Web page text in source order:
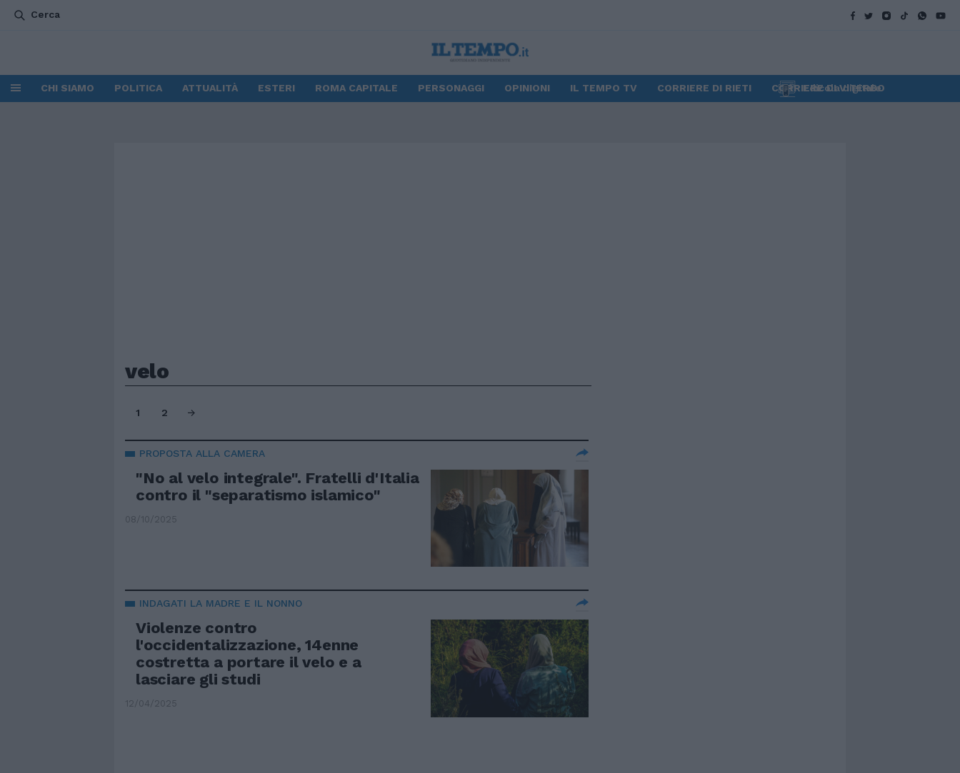
Cerca
CHI SIAMO POLITICA ATTUALITÀ ESTERI ROMA CAPITALE PERSONAGGI OPINIONI IL TEMPO TV CORRIERE DI RIETI CORRIERE DI VITERBO
Edicola digitale
velo
1 2
PROPOSTA ALLA CAMERA
"No al velo integrale". Fratelli d'Italia
contro il "separatismo islamico"
08/10/2025
INDAGATI LA MADRE E IL NONNO
Violenze contro
l'occidentalizzazione, 14enne
costretta a portare il velo e a
lasciare gli studi
12/04/2025